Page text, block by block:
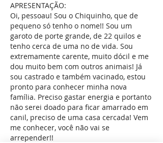
APRESENTAÇÃO:
Oi, pessoau! Sou o Chiquinho, que de
pequeno só tenho o nome!! Sou um
garoto de porte grande, de 22 quilos e
tenho cerca de uma no de vida. Sou
extremamente carente, muito dócil e me
dou muito bem com outros animais! Já
sou castrado e também vacinado, estou
pronto para conhecer minha nova
família. Preciso gastar energia e portanto
não serei doado para ficar amarrado em
canil, preciso de uma casa cercada! Vem
me conhecer, você não vai se
arrepender!!